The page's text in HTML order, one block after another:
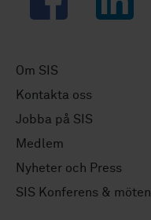
Om SIS
Kontakta oss
Jobba på SIS
Medlem
Nyheter och Press
SIS Konferens & möten